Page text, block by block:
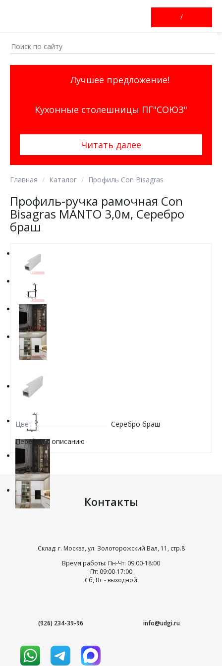
/
Лучшее предложение!
Кухонные столешницы ПГ"СОЮЗ"
Читать далее
Главная Каталог Профиль Con Bisagras
Профиль-ручка рамочная Con
Bisagras MANTO 3,0м, Серебро
браш
Цвет
Серебро браш
Перейти к описанию
Контакты
Склад: г. Москва, ул. Золоторожский Вал, 11, стр.8
Время работы: Пн-Чт: 09:00-18:00
Пт: 09:00-17:00
Сб, Вс - выходной
(926) 234-39-96 info@udgi.ru